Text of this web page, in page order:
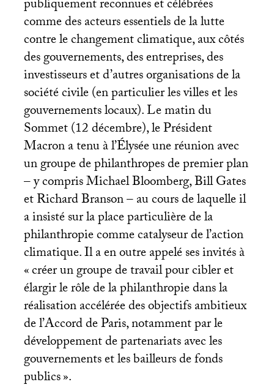
publiquement reconnues et célébrées
comme des acteurs essentiels de la lutte
contre le changement climatique, aux côtés
des gouvernements, des entreprises, des
investisseurs et d’autres organisations de la
société civile (en particulier les villes et les
gouvernements locaux). Le matin du
Sommet (12 décembre), le Président
Macron a tenu à l’Élysée une réunion avec
un groupe de philanthropes de premier plan
– y compris Michael Bloomberg, Bill Gates
et Richard Branson – au cours de laquelle il
a insisté sur la place particulière de la
philanthropie comme catalyseur de l’action
climatique. Il a en outre appelé ses invités à
«créer un groupe de travail pour cibler et
élargir le rôle de la philanthropie dans la
réalisation accélérée des objectifs ambitieux
de l’Accord de Paris, notamment par le
développement de partenariats avec les
gouvernements et les bailleurs de fonds
publics».